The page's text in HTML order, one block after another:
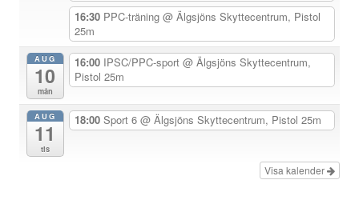
g
16:30 PPC-träning @ Älgsjöns Skyttecentrum, Pistol
25m
AUG
10
mån
16:00 IPSC/PPC-sport @ Älgsjöns Skyttecentrum,
Pistol 25m
AUG
11
tis
18:00 Sport 6 @ Älgsjöns Skyttecentrum, Pistol 25m
Visa kalender